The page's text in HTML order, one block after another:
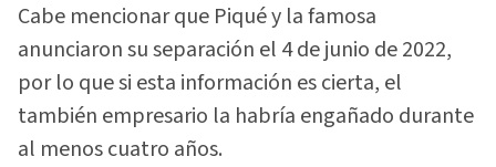
Cabe mencionar que Piqué y la famosa
anunciaron su separación el 4 de junio de 2022,
por lo que si esta información es cierta, el
también empresario la habría engañado durante
al menos cuatro años.